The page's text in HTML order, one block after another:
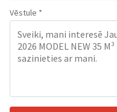
Vēstule *